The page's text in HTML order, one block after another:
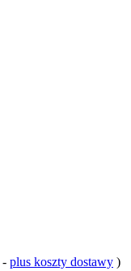
- plus koszty dostawy )